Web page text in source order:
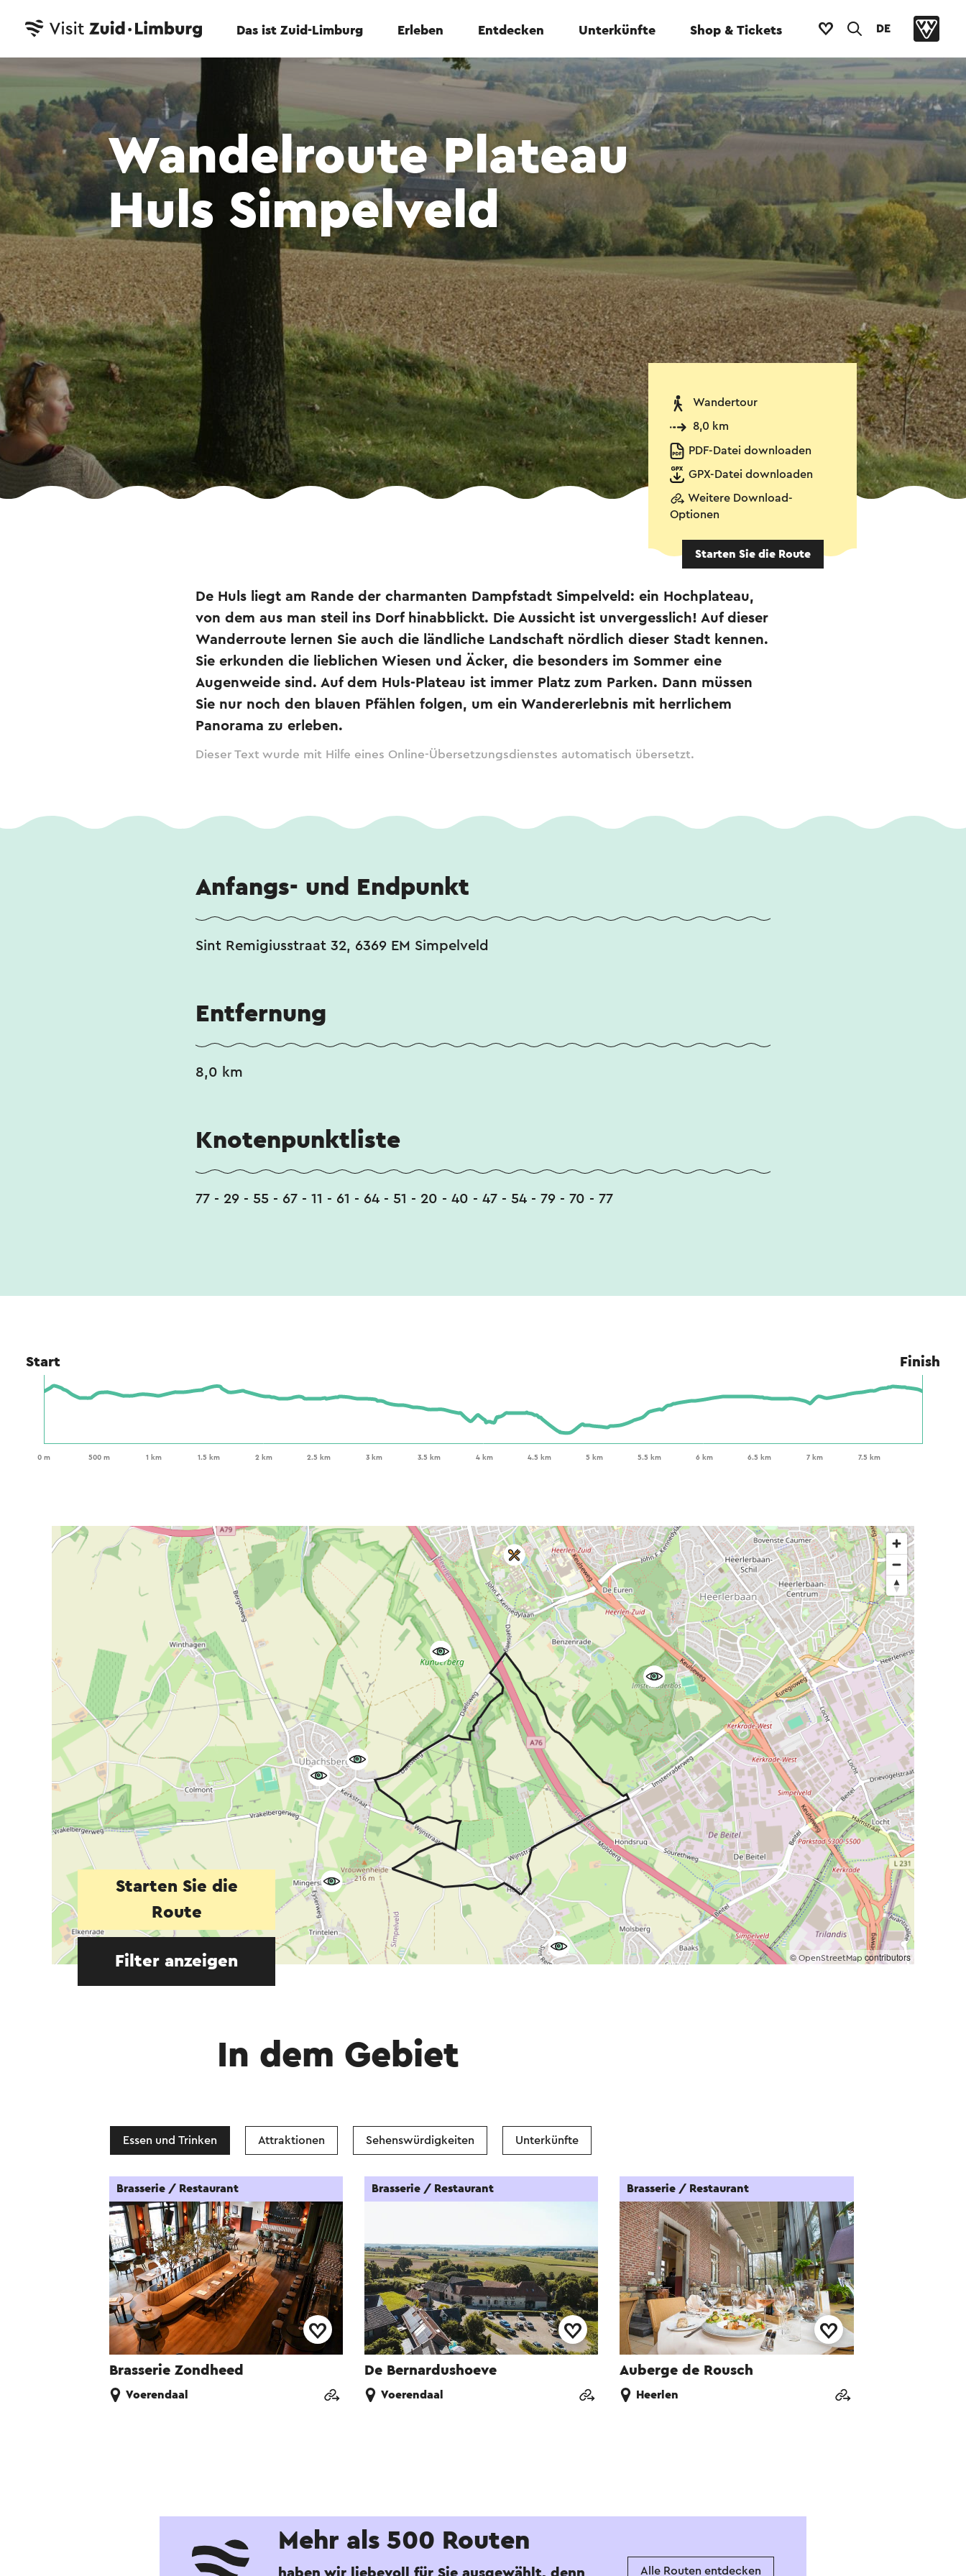
Das ist Zuid-Limburg Erleben Entdecken Unterkünfte Shop & Tickets DE
Wandelroute Plateau
Huls Simpelveld
Wandertour
8,0 km
PDF-Datei downloaden
GPX-Datei downloaden
Weitere Download-
Optionen
Starten Sie die Route
De Huls liegt am Rande der charmanten Dampfstadt Simpelveld: ein Hochplateau,
von dem aus man steil ins Dorf hinabblickt. Die Aussicht ist unvergesslich! Auf dieser
Wanderroute lernen Sie auch die ländliche Landschaft nördlich dieser Stadt kennen.
Sie erkunden die lieblichen Wiesen und Äcker, die besonders im Sommer eine
Augenweide sind. Auf dem Huls-Plateau ist immer Platz zum Parken. Dann müssen
Sie nur noch den blauen Pfählen folgen, um ein Wandererlebnis mit herrlichem
Panorama zu erleben.
Dieser Text wurde mit Hilfe eines Online-Übersetzungsdienstes automatisch übersetzt.
Anfangs- und Endpunkt
Sint Remigiusstraat 32, 6369 EM Simpelveld
Entfernung
8,0 km
Knotenpunktliste
77 - 29 - 55 - 67 - 11 - 61 - 64 - 51 - 20 - 40 - 47 - 54 - 79 - 70 - 77
Start Finish
© OpenStreetMap contributors
Starten Sie die
Route
Filter anzeigen
In dem Gebiet
Essen und Trinken Attraktionen Sehenswürdigkeiten Unterkünfte
Brasserie Zondheed
Brasserie / Restaurant
Voerendaal
De Bernardushoeve
Brasserie / Restaurant
Voerendaal
Auberge de Rousch
Brasserie / Restaurant
Heerlen
Mehr als 500 Routen
Alle Routen entdecken